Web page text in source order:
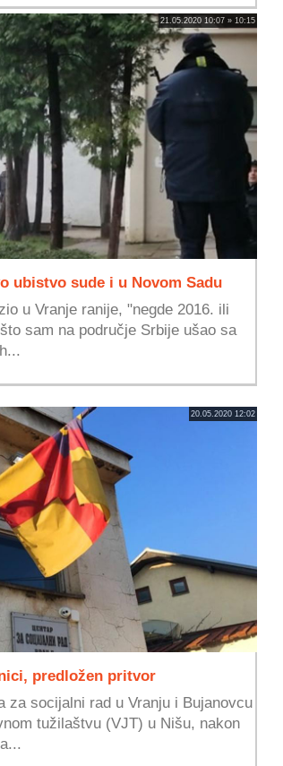
21.05.2020 10:07 » 10:15
ubistvo sude i u Novom Sadu
u Vranje ranije, "negde 2016. ili
sam na područje Srbije ušao sa
20.05.2020 12:02
predložen pritvor
za socijalni rad u Vranju i Bujanovcu
tužilaštvu (VJT) u Nišu, nakon